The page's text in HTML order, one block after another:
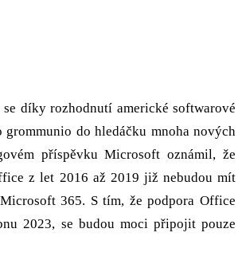
díky rozhodnutí americké softwarové
grommunio do hledáčku mnoha nových
příspěvku Microsoft oznámil, že
z let 2016 až 2019 již nebudou mít
365. S tím, že podpora Office
2023, se budou moci připojit pouze